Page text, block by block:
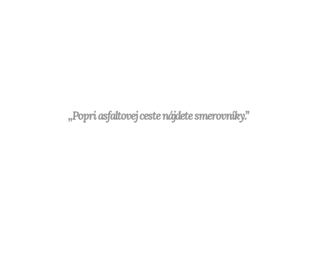
,,Popri asfaltovej ceste nájdete smerovníky.”